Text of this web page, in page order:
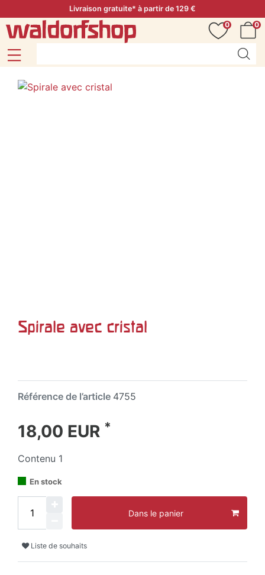
Livraison gratuite* à partir de 129 €
0
0
Spirale avec cristal
Référence de l’article 4755
18,00 EUR *
Contenu 1
En stock
Dans le panier
Liste de souhaits